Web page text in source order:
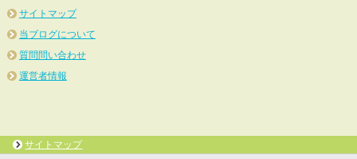
サイトマップ
当ブログについて
質問問い合わせ
運営者情報
サイトマップ